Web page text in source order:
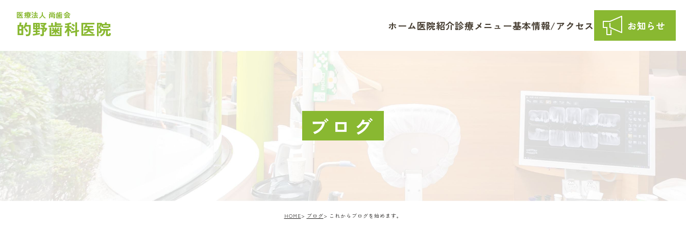
医療法人 尚歯会
的野歯科医院 ホーム医院紹介診療メニュー基本情報/アクセス お知らせ
ブログ
HOME ブログ これからブログを始めます。